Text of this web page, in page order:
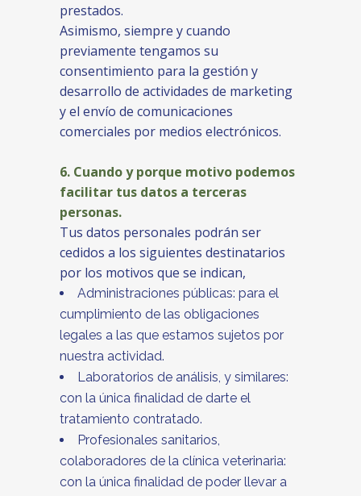
prestados.
Asimismo, siempre y cuando
previamente tengamos su
consentimiento para la gestión y
desarrollo de actividades de marketing
y el envío de comunicaciones
comerciales por medios electrónicos.
6. Cuando y porque motivo podemos
facilitar tus datos a terceras
personas.
Tus datos personales podrán ser
cedidos a los siguientes destinatarios
por los motivos que se indican,
Administraciones públicas: para el
cumplimiento de las obligaciones
legales a las que estamos sujetos por
nuestra actividad.
Laboratorios de análisis, y similares:
con la única finalidad de darte el
tratamiento contratado.
Profesionales sanitarios,
colaboradores de la clínica veterinaria:
con la única finalidad de poder llevar a